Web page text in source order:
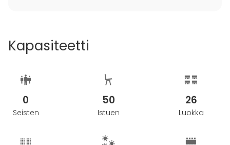
Kapasiteetti
0
Seisten
50
Istuen
26
Luokka